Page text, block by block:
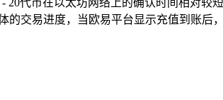
20代币在以太坊网络上的确认时间相对
的交易进度，当欧易平台显示充值到账后